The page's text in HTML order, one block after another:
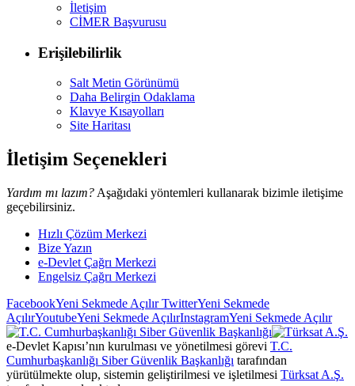
İletişim
CİMER Başvurusu
Erişilebilirlik
Salt Metin Görünümü
Daha Belirgin Odaklama
Klavye Kısayolları
Site Haritası
İletişim Seçenekleri
Yardım mı lazım? Aşağıdaki yöntemleri kullanarak bizimle iletişime
geçebilirsiniz.
Hızlı Çözüm Merkezi
Bize Yazın
e-Devlet Çağrı Merkezi
Engelsiz Çağrı Merkezi
FacebookYeni Sekmede AçılırTwitterYeni Sekmede
AçılırYoutubeYeni Sekmede AçılırInstagramYeni Sekmede Açılır
e-Devlet Kapısı’nın kurulması ve yönetilmesi görevi T.C.
Cumhurbaşkanlığı Siber Güvenlik Başkanlığı tarafından
yürütülmekte olup, sistemin geliştirilmesi ve işletilmesi Türksat A.Ş.